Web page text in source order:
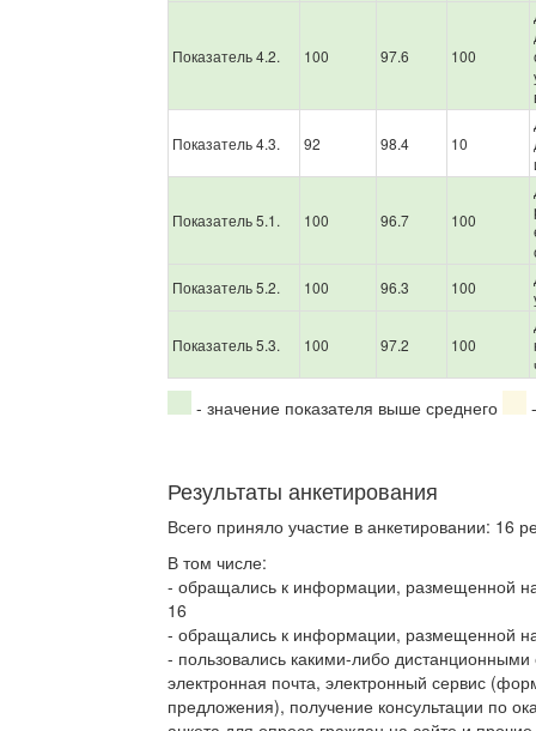
Показатель 4.2. 100 97.6 100
Показатель 4.3. 92 98.4 10
Показатель 5.1. 100 96.7 100
Показатель 5.2.
100 96.3 100
Показатель 5.3. 100 97.2 100
- значение показателя выше среднего
Результаты анкетирования
Всего приняло участие в анкетировании: 16
В том числе:
- обращались к информации, размещенной
16
- обращались к информации, размещенной
- пользовались какими-либо
электронная почта, электронный сервис
предложения), получение консультации по